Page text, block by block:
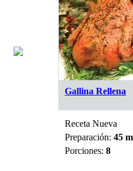
Gallina Rellena
Receta Nueva
Preparación: 45
Porciones: 8